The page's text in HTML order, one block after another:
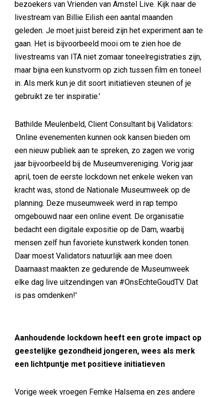
bezoekers van Vrienden van Amstel Live. Kijk naar de
livestream van Billie Eilish een aantal maanden
geleden. Je moet juist bereid zijn het experiment aan te
gaan. Het is bijvoorbeeld mooi om te zien hoe de
livestreams van ITA niet zomaar toneelregistraties zijn,
maar bijna een kunstvorm op zich tussen film en toneel
in. Als merk kun je dit soort initiatieven steunen of je
gebruikt ze ter inspiratie.'
Bathilde Meulenbeld, Client Consultant bij Validators:
Online evenementen kunnen ook kansen bieden om
een nieuw publiek aan te spreken, zo zagen we vorig
jaar bijvoorbeeld bij de Museumvereniging. Vorig jaar
april, toen de eerste lockdown net enkele weken van
kracht was, stond de Nationale Museumweek op de
planning. Deze museumweek werd in rap tempo
omgebouwd naar een online event. De organisatie
bedacht een digitale expositie op de Dam, waarbij
mensen zelf hun favoriete kunstwerk konden tonen.
Daar moest Validators natuurlijk aan mee doen.
Daarnaast maakten ze gedurende de Museumweek
elke dag live uitzendingen van #OnsEchteGoudTV. Dat
is pas omdenken!'
Aanhoudende lockdown heeft een grote impact op
geestelijke gezondheid jongeren, wees als merk
een lichtpuntje met positieve initiatieven
Vorige week vroegen Femke Halsema en zes andere